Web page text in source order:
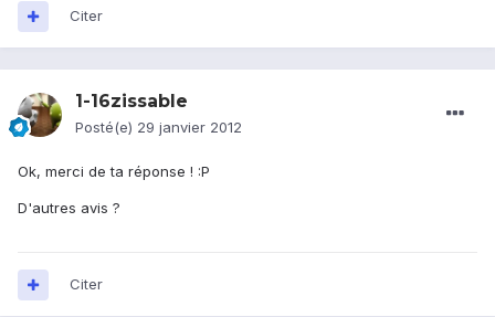
Citer
1-16zissable
Posté(e) 29 janvier 2012
Ok, merci de ta réponse ! :P
D'autres avis ?
Citer